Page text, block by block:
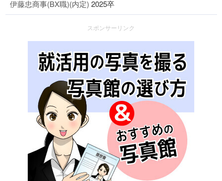
伊藤忠商事(BX職)(内定) 2025卒
スポンサーリンク